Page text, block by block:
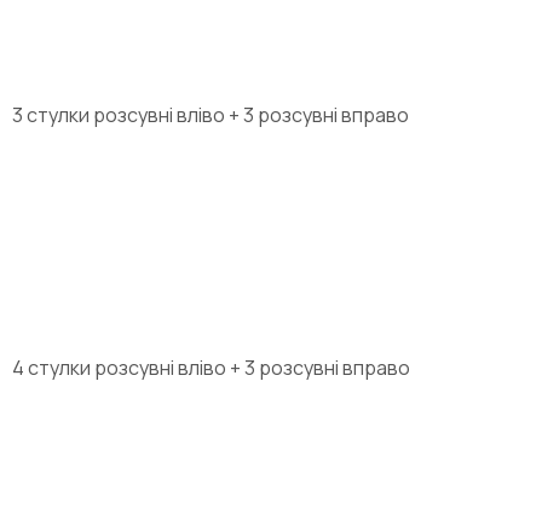
3 стулки розсувні вліво + 3 розсувні вправо
4 стулки розсувні вліво + 3 розсувні вправо